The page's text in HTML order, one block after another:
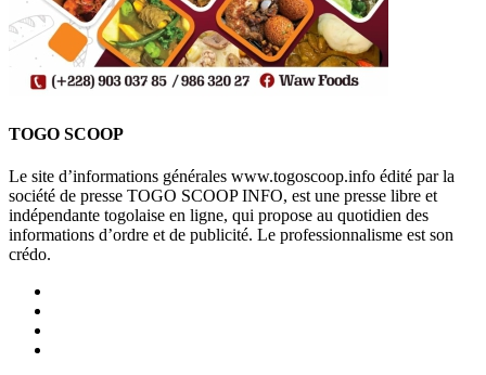
TOGO SCOOP
Le site d’informations générales www.togoscoop.info édité par la
société de presse TOGO SCOOP INFO, est une presse libre et
indépendante togolaise en ligne, qui propose au quotidien des
informations d’ordre et de publicité. Le professionnalisme est son
crédo.